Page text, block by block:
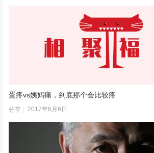
蛋疼vs姨妈痛，到底那个会比较疼
分享 2017年6月6日